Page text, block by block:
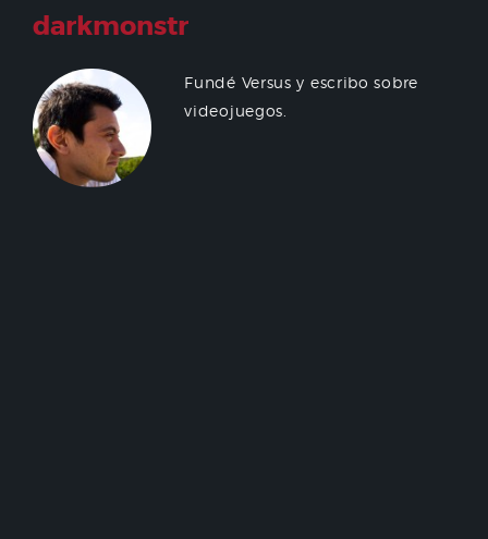
darkmonstr
Fundé Versus y escribo sobre
videojuegos.